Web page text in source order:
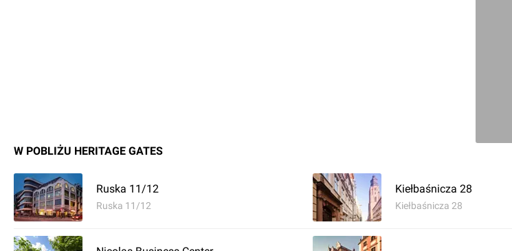
W POBLIŻU HERITAGE GATES
Ruska 11/12
Ruska 11/12
Kiełbaśnicza 28
Kiełbaśnicza 28